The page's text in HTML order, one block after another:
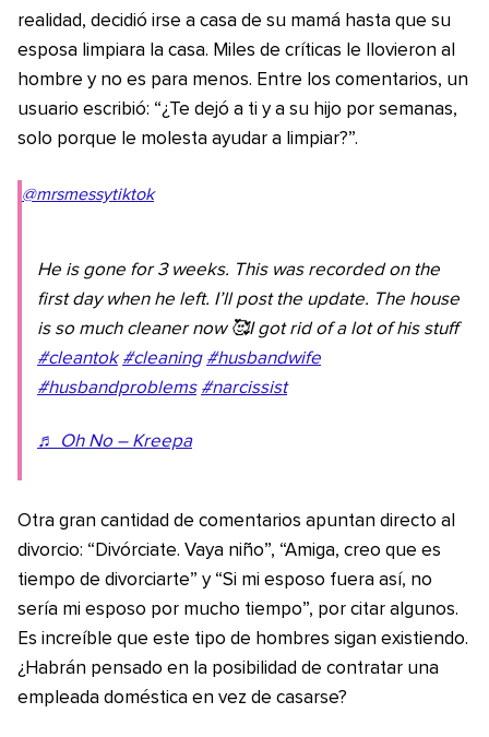
realidad, decidió irse a casa de su mamá hasta que su
esposa limpiara la casa. Miles de críticas le llovieron al
hombre y no es para menos. Entre los comentarios, un
usuario escribió: “¿Te dejó a ti y a su hijo por semanas,
solo porque le molesta ayudar a limpiar?”.
@mrsmessytiktok
He is gone for 3 weeks. This was recorded on the
first day when he left. I’ll post the update. The house
is so much cleaner now 🥰I got rid of a lot of his stuff
#cleantok #cleaning #husbandwife
#husbandproblems #narcissist
♬ Oh No – Kreepa
Otra gran cantidad de comentarios apuntan directo al
divorcio: “Divórciate. Vaya niño”, “Amiga, creo que es
tiempo de divorciarte” y “Si mi esposo fuera así, no
sería mi esposo por mucho tiempo”, por citar algunos.
Es increíble que este tipo de hombres sigan existiendo.
¿Habrán pensado en la posibilidad de contratar una
empleada doméstica en vez de casarse?